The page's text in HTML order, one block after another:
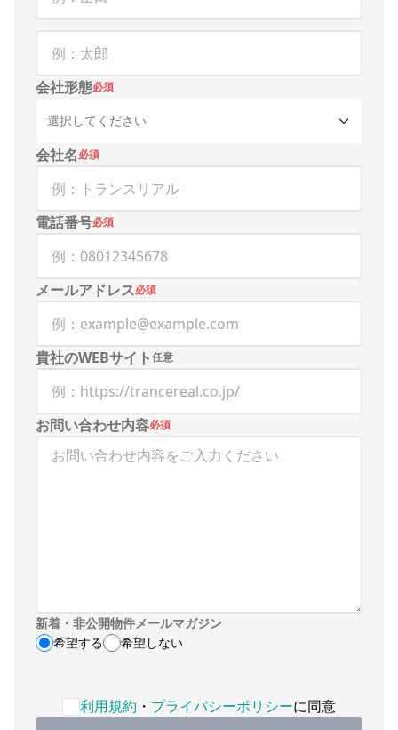
会社形態必須
選択してください
会社名必須
電話番号必須
メールアドレス必須
貴社のWEBサイト任意
お問い合わせ内容必須
新着・非公開物件メールマガジン
希望する
希望しない
利用規約 ・ プライバシーポリシーに同意
利用規約・プライバシーポリシーへの同意が必要です